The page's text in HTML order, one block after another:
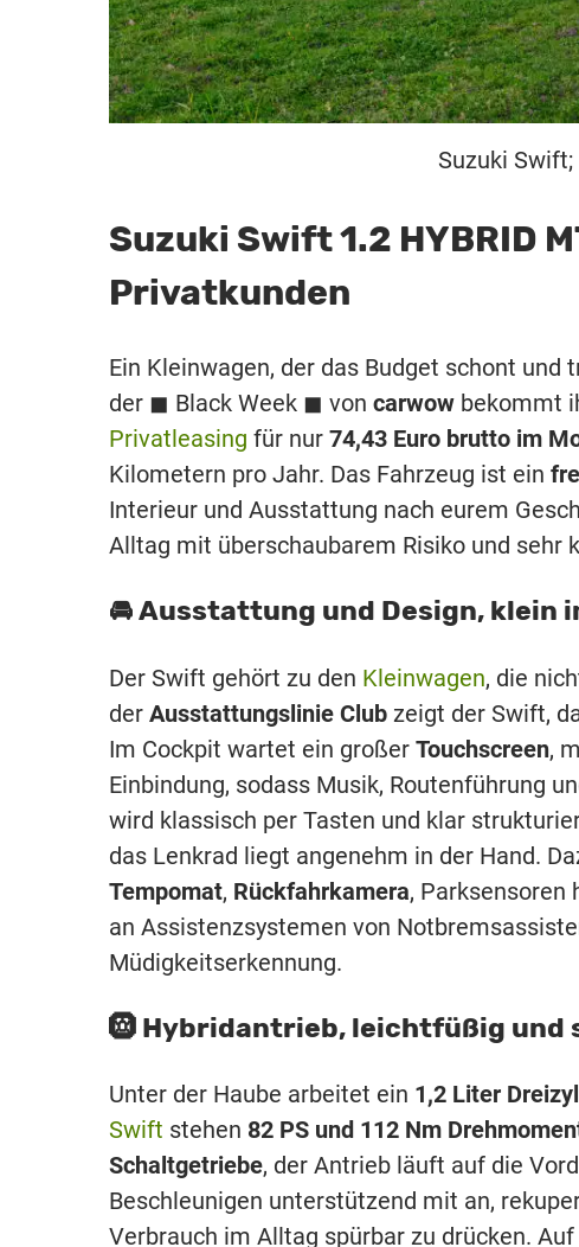
Suzuki
Suzuki Swift 1.2 HYBRID
Privatkunden
Ein Kleinwagen, der das Budget schont
der ◼ Black Week ◼ von carwow bekommt
Privatleasing für nur 74,43 Euro brutto im
Kilometern pro Jahr. Das Fahrzeug ist ein
Interieur und Ausstattung nach eurem
Alltag mit überschaubarem Risiko und sehr
🚘 Ausstattung und Design,
Der Swift gehört zu den Kleinwagen, die
der Ausstattungslinie Club zeigt der Swift,
Im Cockpit wartet ein großer Touchscreen,
Einbindung, sodass Musik, Routenführung
wird klassisch per Tasten und klar
das Lenkrad liegt angenehm in der Hand.
Tempomat, Rückfahrkamera, Parksensoren
an Assistenzsystemen von
Müdigkeitserkennung.
🛞 Hybridantrieb, leichtfüßig und
Unter der Haube arbeitet ein 1,2 Liter
Swift stehen 82 PS und 112 Nm
Schaltgetriebe, der Antrieb läuft auf die
Beschleunigen unterstützend mit an,
Verbrauch im Alltag spürbar zu drücken.